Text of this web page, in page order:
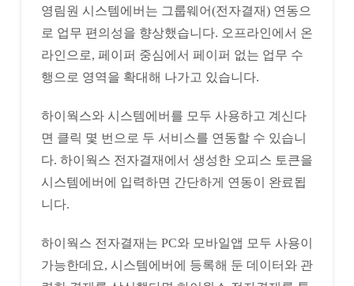
영림원 시스템에버는 그룹웨어(전자결재) 연동으
로 업무 편의성을 향상했습니다. 오프라인에서 온
라인으로, 페이퍼 중심에서 페이퍼 없는 업무 수
행으로 영역을 확대해 나가고 있습니다.
하이웍스와 시스템에버를 모두 사용하고 계신다
면 클릭 몇 번으로 두 서비스를 연동할 수 있습니
다. 하이웍스 전자결재에서 생성한 오피스 토큰을
시스템에버에 입력하면 간단하게 연동이 완료됩
니다.
하이웍스 전자결재는 PC와 모바일앱 모두 사용이
가능한데요, 시스템에버에 등록해 둔 데이터와 관